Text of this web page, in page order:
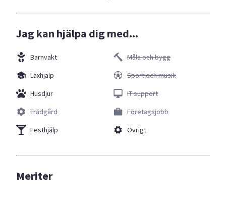
Jag kan hjälpa dig med...
Barnvakt
Läxhjälp
Husdjur
Trädgård
Festhjälp
Måla och bygg
Sport och musik
IT support
Företagsjobb
Övrigt
Meriter